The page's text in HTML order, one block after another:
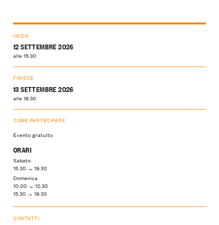
INIZIA
12 SETTEMBRE 2026
alle 15:30
FINISCE
13 SETTEMBRE 2026
alle 18:30
COME PARTECIPARE
Evento gratuito
ORARI
Sabato
15.30 → 18:30
Domenica
10.00 → 12:30
15.30 → 18:30
CONTATTI